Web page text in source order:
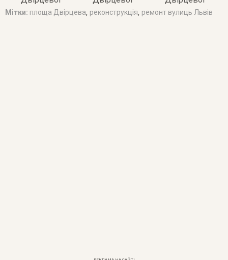
Мітки: площа Двірцева, реконструкція, ремонт вулиць Львів